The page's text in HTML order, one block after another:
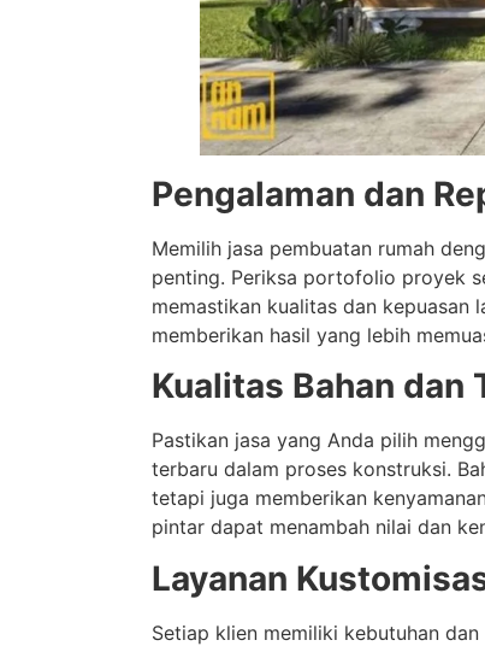
Pengalaman dan
Memilih jasa pembuatan rumah
penting. Periksa portofolio proyek
memastikan kualitas dan kepuasan
memberikan hasil yang lebih
Kualitas Bahan dan
Pastikan jasa yang Anda pilih
terbaru dalam proses konstruksi.
tetapi juga memberikan
pintar dapat menambah nilai dan
Layanan
Setiap klien memiliki kebutuhan